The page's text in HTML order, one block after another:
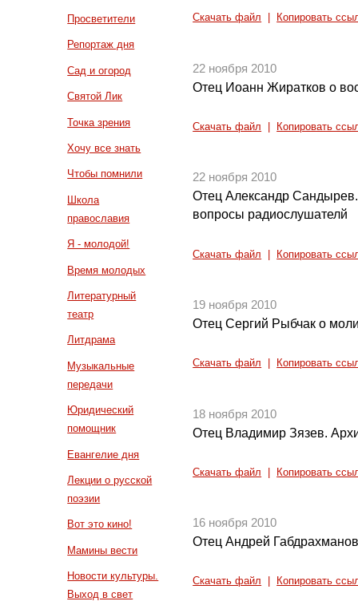
Просветители
Репортаж дня
Сад и огород
Святой Лик
Точка зрения
Хочу все знать
Чтобы помнили
Школа
православия
Я - молодой!
Время молодых
Литературный
театр
Литдрама
Музыкальные
передачи
Юридический
помощник
Евангелие дня
Лекции о русской
поэзии
Вот это кино!
Мамины вести
Новости культуры.
Выход в свет
Скачать файл Копировать
22 ноября 2010
Отец Иоанн Жиратков о
Скачать файл Копировать
22 ноября 2010
Отец Александр
вопросы радиослушателй
Скачать файл Копировать
19 ноября 2010
Отец Сергий Рыбчак о
Скачать файл Копировать
18 ноября 2010
Отец Владимир Зязев.
Скачать файл Копировать
16 ноября 2010
Отец Андрей
Скачать файл Копировать